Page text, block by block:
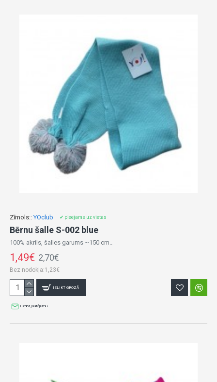
Zīmols:: YOclub ✔ pieejams uz vietas
Bērnu šalle S-002 blue
100% akrils, šalles garums ~150 cm..
1,49€ 2,70€
Bez nodokļa:1,23€
IELIKT GROZĀ
Uzdot jautājumu